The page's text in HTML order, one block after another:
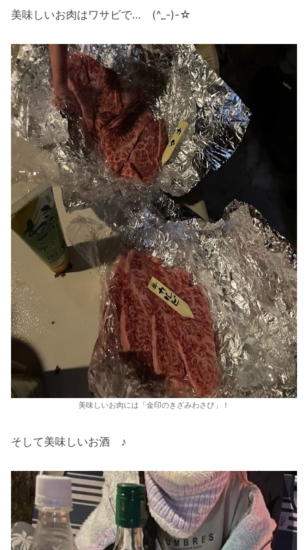
美味しいお肉はワサビで… (^_-)-☆
美味しいお肉には「金印のきざみわさび」！
そして美味しいお酒 ♪